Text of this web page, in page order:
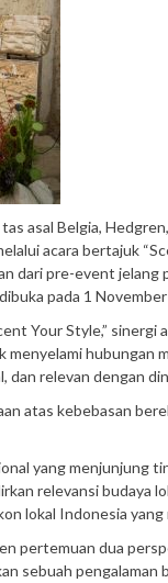
asal Belgia,
acara bertajuk
dari pre-event
pada 1
Your Style,” sinergi
menyelami hubungan
dan relevan dengan
atas kebebasan
yang menjunjung
relevansi budaya
lokal Indonesia
pertemuan dua
sebuah